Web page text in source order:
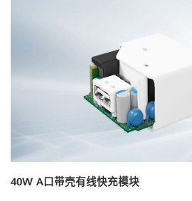
40W A口带壳有线快充模块